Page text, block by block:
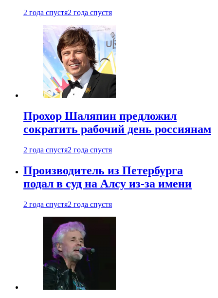
2 года спустя2 года спустя
Прохор Шаляпин предложил
сократить рабочий день россиянам
2 года спустя2 года спустя
Производитель из Петербурга
подал в суд на Алсу из-за имени
2 года спустя2 года спустя